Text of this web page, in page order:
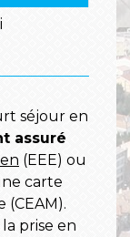
séjour en
assuré
(EEE) ou
carte
(CEAM).
prise en